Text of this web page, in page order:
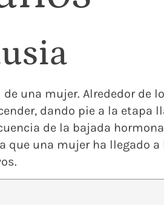
una mujer. Alrededor de
dando pie a la etapa
de la bajada
que una mujer ha llegado